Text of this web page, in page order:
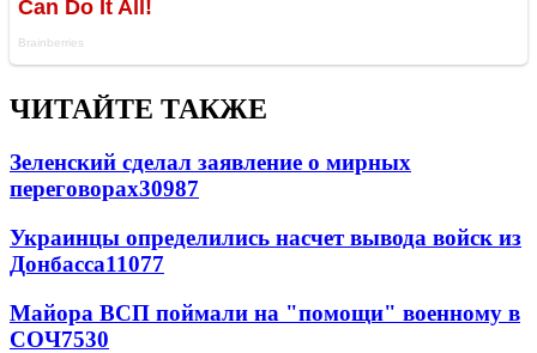
ЧИТАЙТЕ ТАКЖЕ
Зеленский сделал заявление о мирных
переговорах30987
Украинцы определились насчет вывода войск из
Донбасса11077
Майора ВСП поймали на "помощи" военному в
СОЧ7530